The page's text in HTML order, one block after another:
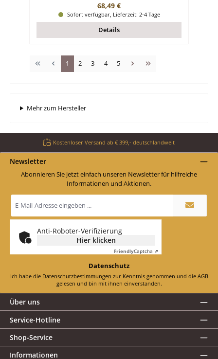
Regulärer Preis:
68,49 €
Sofort verfügbar, Lieferzeit: 2-4 Tage
Details
Seite
1 Seite
2 Seite
3 Seite
4 Seite
5
Mehr zum Hersteller
Kostenloser Versand ab € 399,- deutschlandweit
Newsletter
Abonnieren Sie jetzt einfach unseren Newsletter für hilfreiche
Informationen und Aktionen.
Mail-
*
Anti-Roboter-Verifizierung
Hier klicken
FriendlyCaptcha ⇗
Datenschutz
Ich habe die Datenschutzbestimmungen zur Kenntnis genommen und die AGB
gelesen und bin mit ihnen einverstanden.
Über uns
Service-Hotline
Shop-Service
Informationen